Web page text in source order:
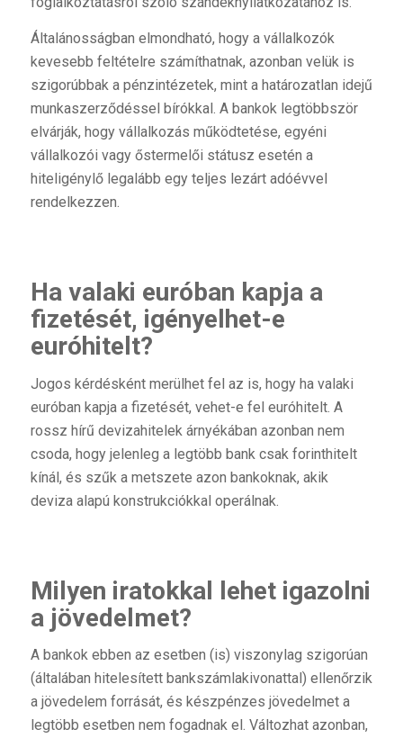
Általánosságban elmondható, hogy a vállalkozók
kevesebb feltételre számíthatnak, azonban velük is
szigorúbbak a pénzintézetek, mint a határozatlan idejű
munkaszerződéssel bírókkal. A bankok legtöbbször
elvárják, hogy vállalkozás működtetése, egyéni
vállalkozói vagy őstermelői státusz esetén a
hiteligénylő legalább egy teljes lezárt adóévvel
rendelkezzen.
Ha valaki euróban kapja a
fizetését, igényelhet-e
euróhitelt?
Jogos kérdésként merülhet fel az is, hogy ha valaki
euróban kapja a fizetését, vehet-e fel euróhitelt. A
rossz hírű devizahitelek árnyékában azonban nem
csoda, hogy jelenleg a legtöbb bank csak forinthitelt
kínál, és szűk a metszete azon bankoknak, akik
deviza alapú konstrukciókkal operálnak.
Milyen iratokkal lehet igazolni
a jövedelmet?
A bankok ebben az esetben (is) viszonylag szigorúan
(általában hitelesített bankszámlakivonattal) ellenőrzik
a jövedelem forrását, és készpénzes jövedelmet a
legtöbb esetben nem fogadnak el. Változhat azonban,